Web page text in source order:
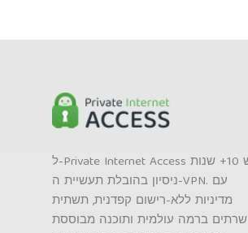
ל-Private Internet Access יש 10+ שנות
ניסיון בהובלת תעשיית ה-VPN. עם
מדיניות ללא-רישום קפדנית, תשתית
שרתים ברמה עולמית ותוכנה מבוססת